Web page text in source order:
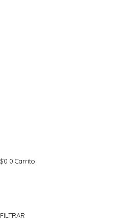
$0 0 Carrito
FILTRAR